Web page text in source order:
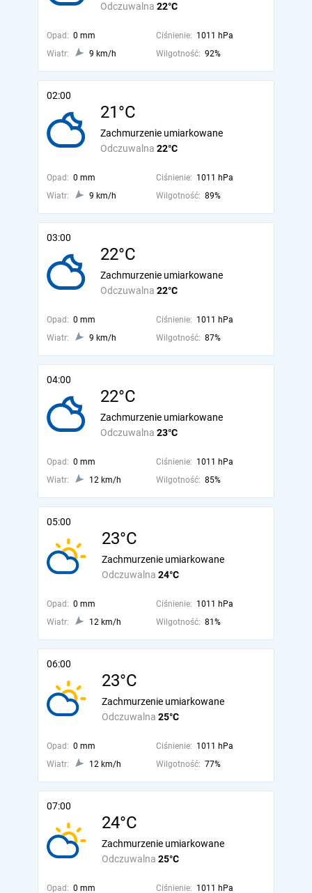
Odczuwalna 22°C
Opad: 0 mm Ciśnienie: 1011 hPa
Wiatr:
9 km/h Wilgotność: 92%
02:00
21°C
Odczuwalna 22°C
Zachmurzenie umiarkowane
Opad: 0 mm Ciśnienie: 1011 hPa
Wiatr:
9 km/h Wilgotność: 89%
03:00
22°C
Odczuwalna 22°C
Zachmurzenie umiarkowane
Opad: 0 mm Ciśnienie: 1011 hPa
Wiatr:
9 km/h Wilgotność: 87%
04:00
22°C
Odczuwalna 23°C
Zachmurzenie umiarkowane
Opad: 0 mm Ciśnienie: 1011 hPa
Wiatr:
12 km/h Wilgotność: 85%
05:00
23°C
Odczuwalna 24°C
Zachmurzenie umiarkowane
Opad: 0 mm Ciśnienie: 1011 hPa
Wiatr:
12 km/h Wilgotność: 81%
06:00
23°C
Odczuwalna 25°C
Zachmurzenie umiarkowane
Opad: 0 mm Ciśnienie: 1011 hPa
Wiatr:
12 km/h Wilgotność: 77%
07:00
24°C
Odczuwalna 25°C
Zachmurzenie umiarkowane
Opad: 0 mm Ciśnienie: 1011 hPa